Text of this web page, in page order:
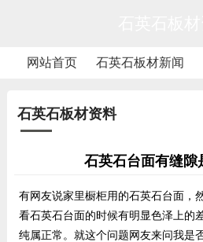
网站首页 石英石板材新闻
石英石板材资料
石英石台面有缝隙
有网友说家里橱柜用的石英石台面 ，
看石英石台面的时候有明显色泽上的
纯属正常。就这个问题网友来问我是